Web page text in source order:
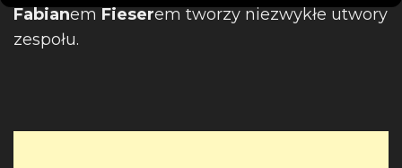
Fabianem Fieserem tworzy niezwykłe utwory
zespołu.